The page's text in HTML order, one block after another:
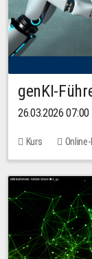
genKI-
26.03.2026
Kurs